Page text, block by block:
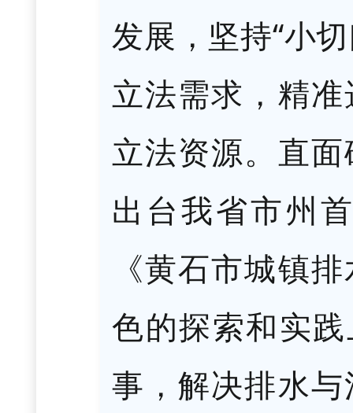
发展，坚持“小
立法需求，精
立法资源。直
出台我省市州
《黄石市城镇
色的探索和实
事，解决排水